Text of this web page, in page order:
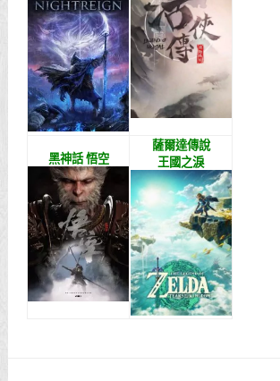
黑神話 悟空
薩爾達傳說
王國之淚